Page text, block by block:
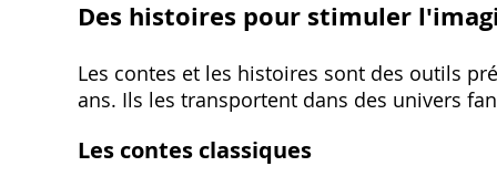
Des histoires pour stimuler
Les contes et les histoires sont des outils
ans. Ils les transportent dans des univers
Les contes classiques